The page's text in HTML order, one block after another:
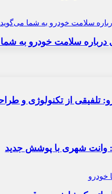
سلامت خودرو به
تلفیقی از تکنولوژی و